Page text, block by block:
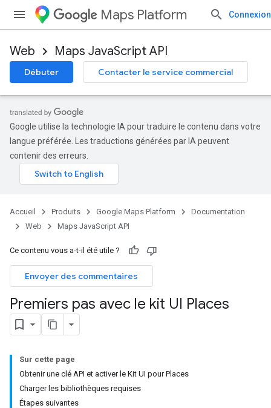
Maps Platform Connexion
Web Maps JavaScript API
Débuter Contacter le service commercial
Google utilise la technologie IA pour traduire le contenu dans votre
langue préférée. Les traductions générées par IA peuvent
contenir des erreurs.
Accueil Produits Google Maps Platform
Documentation
Web
Maps JavaScript API
Ce contenu vous a-t-il été utile ?
Envoyer des commentaires
Premiers pas avec le kit UI Places
Sur cette page
Obtenir une clé API et activer le Kit UI pour Places
Charger les bibliothèques requises
Étapes suivantes